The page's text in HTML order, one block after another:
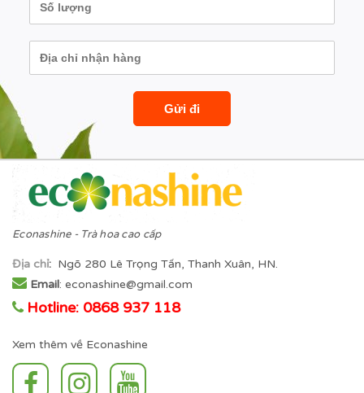
Econashine - Trà hoa cao cấp
Địa chỉ: Ngõ 280 Lê Trọng Tấn, Thanh Xuân, HN.
Email: econashine@gmail.com
Hotline: 0868 937 118
Xem thêm về Econashine